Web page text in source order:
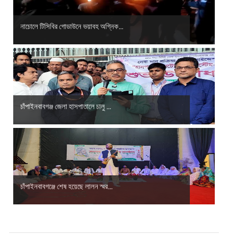
নাচোলে টিসিবির গোডাউনে ভয়াবহ অগ্নিক...
চাঁপাইনবাবগঞ্জ জেলা হাসপাতালে চালু ...
চাঁপাইনবাবগঞ্জে শেষ হয়েছে লালন স্মর...